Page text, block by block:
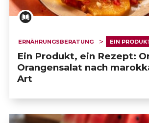
ERNÄHRUNGSBERATUNG EIN
Ein Produkt, ein Rezept:
Orangensalat nach
Art